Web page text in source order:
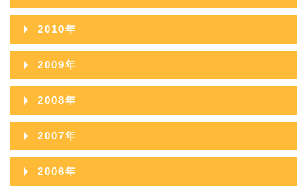
2013年10月
2013年09月
2013年08月
2013年07月
2013年06月
2013年05月
2012年11月
2012年10月
2012年09月
2012年08月
2012年07月
2012年06月
2011年12月
2011年11月
2011年10月
2011年09月
2011年08月
2011年07月
2010年
2010年12月
2010年11月
2010年10月
2010年09月
2010年08月
2009年
2009年12月
2009年11月
2009年10月
2009年09月
2008年
2008年12月
2008年11月
2007年
2007年12月
2006年